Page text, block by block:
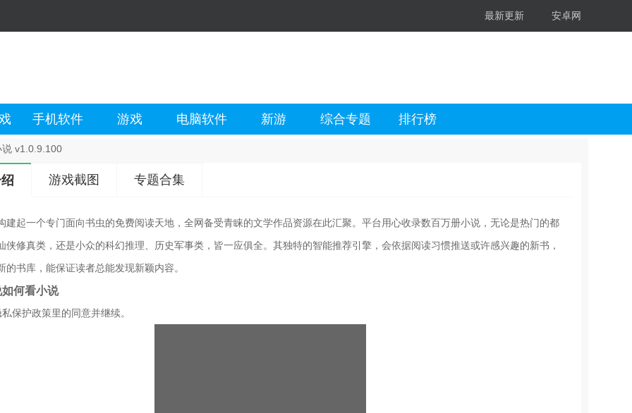
最新更新 安卓网
手机软件 游戏 电脑软件 新游 综合专题 排行榜
说 v1.0.9.100
游戏截图 专题合集
建起一个专门面向书虫的免费阅读天地，全网备受青睐的文学作品资源在此汇聚。平台用心收录数百万册小说，无论是热门的都
侠修真类，还是小众的科幻推理、历史军事类，皆一应俱全。其独特的智能推荐引擎，会依据阅读习惯推送或许感兴趣的新书，
的书库，能保证读者总能发现新颖内容。
何看小说
保护政策里的同意并继续。